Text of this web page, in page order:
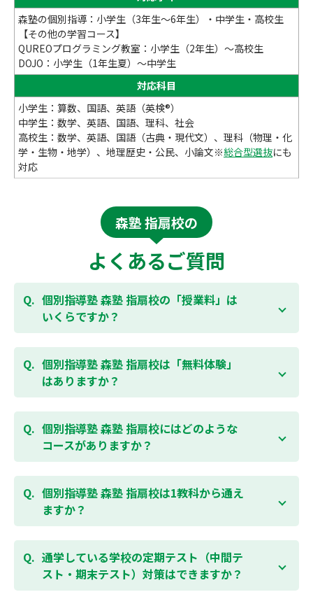
森塾の個別指導：小学生（3年生～6年生）・中学生・高校生
【その他の学習コース】
QUREOプログラミング教室：小学生（2年生）～高校生
DOJO：小学生（1年生夏）～中学生
対応科目
小学生：算数、国語、英語（英検®）
中学生：数学、英語、国語、理科、社会
高校生：数学、英語、国語（古典・現代文）、理科（物理・化
学・生物・地学）、地理歴史・公民、小論文※総合型選抜にも
対応
森塾 指扇校の
よくあるご質問
個別指導塾 森塾 指扇校の「授業料」は
いくらですか？
お子様の学年やご状況、校舎によって変わりますの
で、以下より、お気軽にお問合わせください。個別指
導塾 森塾の授業料は
よりお問合わせく
ださい。自動返信メールで【すぐ】にご確認いただけ
個別指導塾 森塾 指扇校は「無料体験」
はありますか？
通常期には最大1ヶ月の無料体験を受付しておりま
す。また、春休み、夏休み、冬休みの講習では「4日
間～5日間の無料体験」授業を受けていただくことが
可能です。個別指導塾 森塾 指扇校の無料体験について
個別指導塾 森塾 指扇校にはどのような
コースがありますか？
個別指導塾 森塾 指扇校では、小学生・中学生・高校
生のコースがあり、それぞれ学校のテストの点数アッ
プを目的としたコースとなっております。その他、小
学生用の英検®対策や、基礎学力を身につけるDOJOな
は校舎にお問合わせください。
お問合わせはこちら
個別指導塾 森塾 指扇校は1教科から通え
ますか？
はい、1教科、週1日から受講いただけます。自分から
勉強できる習慣をつけるために最初は1から2教科での
受講をおすすめしております。まずはお気軽にご相談
ください。
通学している学校の定期テスト（中間テ
スト・期末テスト）対策はできますか？